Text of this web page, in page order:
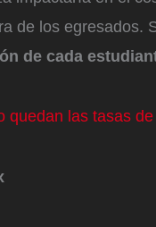
de los egresados.
de cada
quedan las tasas